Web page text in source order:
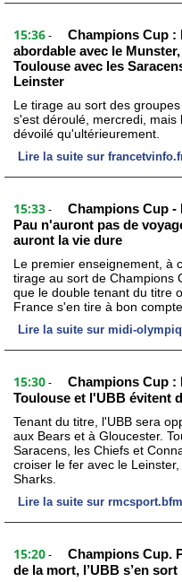
15:36 -
Champions Cup
abordable avec le
Toulouse avec les
Leinster
Le tirage au sort des
s'est déroulé, mercredi,
dévoilé qu'ultérieurement.
Lire la suite sur
15:33 -
Champions Cup -
Pau n'auront pas de
auront la vie dure
Le premier enseignement, à
tirage au sort de Champions
que le double tenant du titre
France s'en tire à bon
Lire la suite sur midi-
15:30 -
Champions Cup :
Toulouse et l'UBB évitent
Tenant du titre, l'UBB sera
aux Bears et à Gloucester.
Saracens, les Chiefs et
croiser le fer avec le
Sharks.
Lire la suite sur
15:20 -
Champions Cup.
de la mort, l’UBB s’en sort